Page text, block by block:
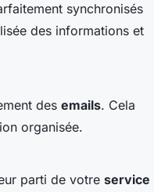
synchronisés
des informations et
des emails. Cela
organisée.
parti de votre service